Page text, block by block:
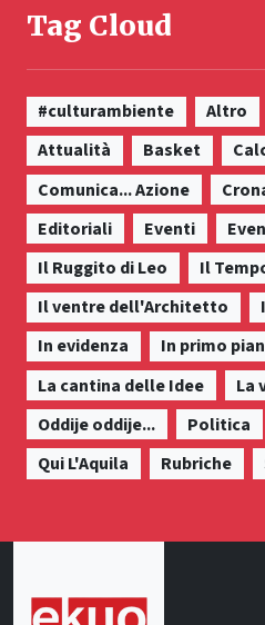
Tag Cloud
#culturambiente Altro
Attualità
Basket
Comunica... Azione
Editoriali
Eventi
Il Ruggito di Leo
Il
Il ventre dell'Architetto
In evidenza
In primo
La cantina delle Idee
La
Oddije oddije...
Politica
Qui L'Aquila
Rubriche